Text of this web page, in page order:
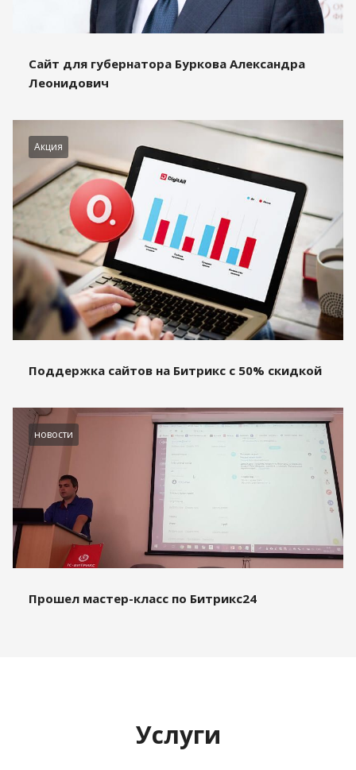
Сайт для губернатора Буркова Александра
Леонидович
Акция
Поддержка сайтов на Битрикс с 50% скидкой
новости
Прошел мастер-класс по Битрикс24
Услуги